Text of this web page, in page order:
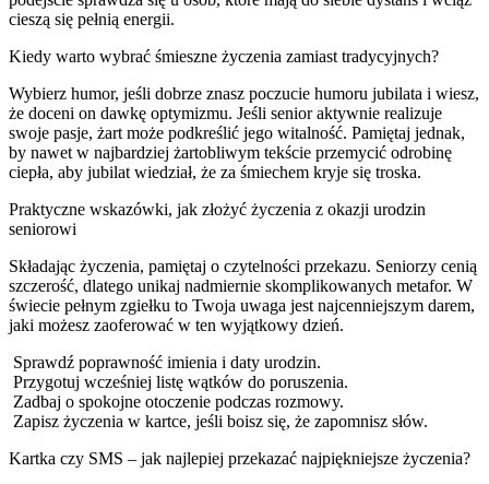
cieszą się pełnią energii.
Kiedy warto wybrać śmieszne życzenia zamiast tradycyjnych?
Wybierz humor, jeśli dobrze znasz poczucie humoru jubilata i wiesz,
że doceni on dawkę optymizmu. Jeśli senior aktywnie realizuje
swoje pasje, żart może podkreślić jego witalność. Pamiętaj jednak,
by nawet w najbardziej żartobliwym tekście przemycić odrobinę
ciepła, aby jubilat wiedział, że za śmiechem kryje się troska.
Praktyczne wskazówki, jak złożyć życzenia z okazji urodzin
seniorowi
Składając życzenia, pamiętaj o czytelności przekazu. Seniorzy cenią
szczerość, dlatego unikaj nadmiernie skomplikowanych metafor. W
świecie pełnym zgiełku to Twoja uwaga jest najcenniejszym darem,
jaki możesz zaoferować w ten wyjątkowy dzień.
Sprawdź poprawność imienia i daty urodzin.
Przygotuj wcześniej listę wątków do poruszenia.
Zadbaj o spokojne otoczenie podczas rozmowy.
Zapisz życzenia w kartce, jeśli boisz się, że zapomnisz słów.
Kartka czy SMS – jak najlepiej przekazać najpiękniejsze życzenia?